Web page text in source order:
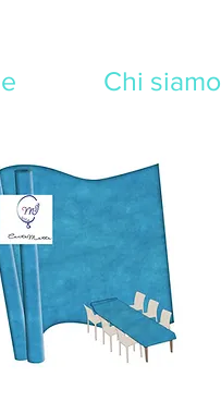
Chi siamo